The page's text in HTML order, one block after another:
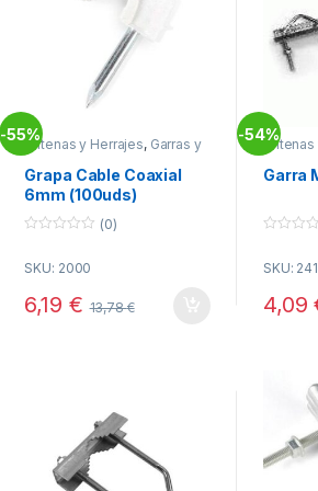
-55%
Antenas y Herrajes, Garras y
Soportes
Telecomunicacion
Grapa Cable Coaxial
6mm (100uds)
u
o
f
(0)
SKU: 2000
6,19 € 13,78€
-54%
Antenas
Garra
u
f
SKU:
4,09